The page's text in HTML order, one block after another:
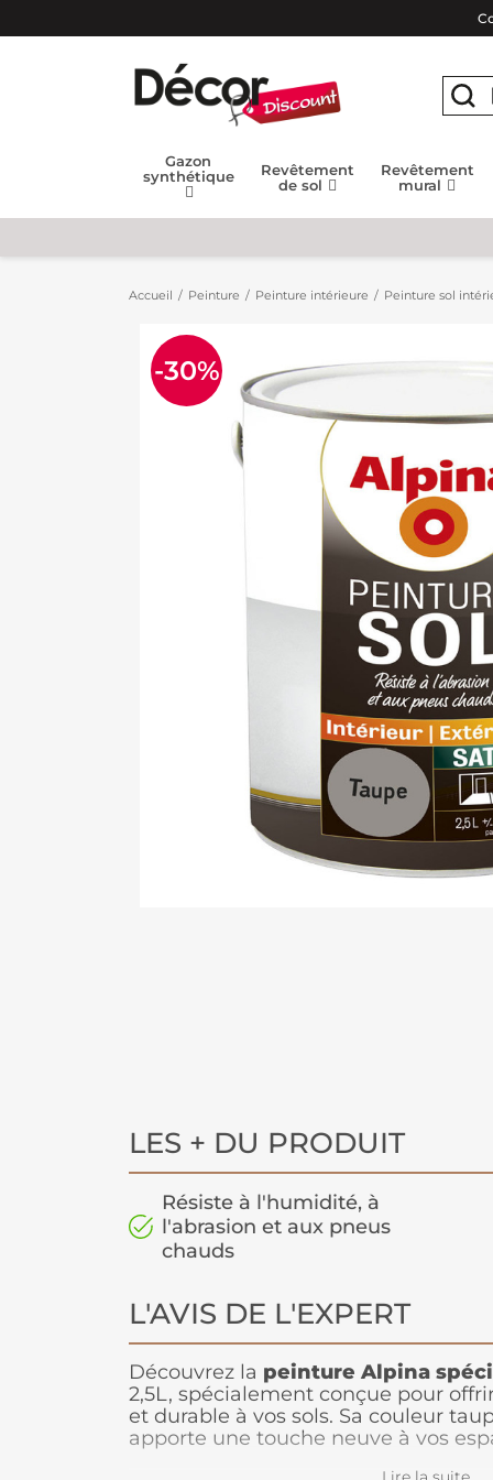
Gazon
synthétique
Revêtement
de sol
Revêtement
mural
Accueil Peinture Peinture intérieure Peinture sol
-30%
LES + DU PRODUIT
Résiste à l'humidité, à
l'abrasion et aux pneus
chauds
L'AVIS DE L'EXPERT
Découvrez la peinture Alpina
2,5L, spécialement conçue pour
et durable à vos sols. Sa couleur
apporte une touche neuve à vos